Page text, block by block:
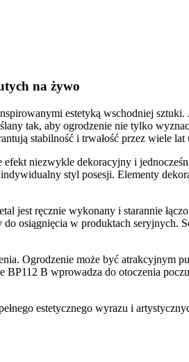
na żywo
estetyką wschodniej sztuki.
tak, aby ogrodzenie nie tylko
stabilność i trwałość przez wiele
niezwykle dekoracyjny i
styl posesji. Elementy
jest ręcznie wykonany i starannie
osiągnięcia w produktach seryjnych.
Ogrodzenie może być atrakcyjnym
B wprowadza do otoczenia
estetycznego wyrazu i